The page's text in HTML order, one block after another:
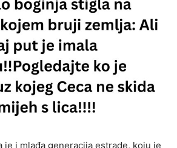
je i mlađa generacija estrade, koju je